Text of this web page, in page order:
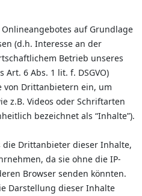
auf Grundlage
(d.h. Interesse an der
Betrieb unseres
6 Abs. 1 lit. f. DSGVO)
von Drittanbietern ein, um
z.B. Videos oder Schriftarten
bezeichnet als “Inhalte”).
die Drittanbieter dieser Inhalte,
da sie ohne die IP-
Browser senden könnten.
Darstellung dieser Inhalte